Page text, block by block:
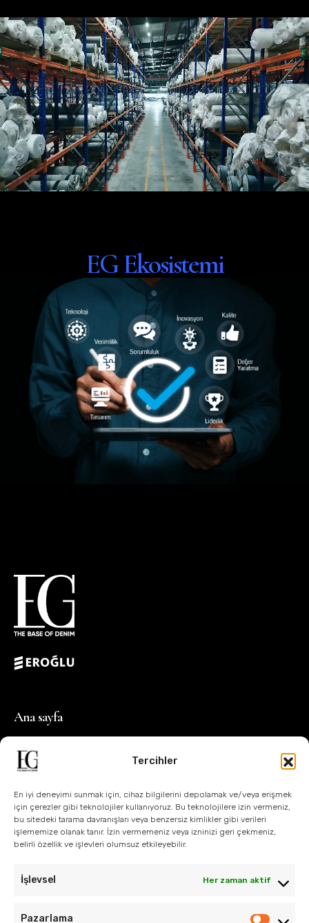
Tercihler
En iyi deneyimi sunmak için, cihaz bilgilerini depolamak ve/veya erişmek
için çerezler gibi teknolojiler kullanıyoruz. Bu teknolojilere izin vermeniz,
bu sitedeki tarama davranışları veya benzersiz kimlikler gibi verileri
işlememize olanak tanır. İzin vermemeniz veya izninizi geri çekmeniz,
belirli özellik ve işlevleri olumsuz etkileyebilir.
İşlevsel Her zaman aktif
Pazarlama
EG Ekosistemi
Ana sayfa
Hikayemiz
Operasyonlar
Tasarım
Teknoloji
Bize Ulaşın